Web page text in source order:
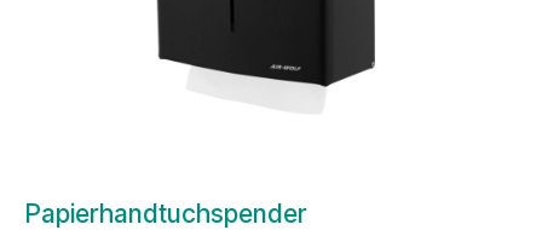
Papierhandtuchspender